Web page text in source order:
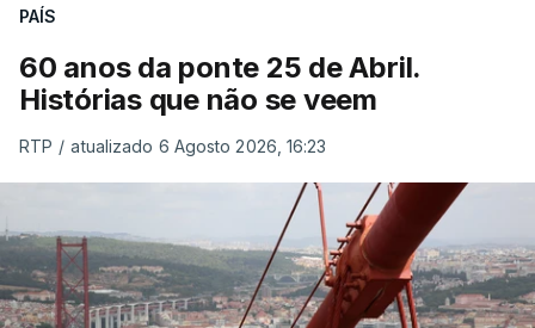
PAÍS
60 anos da ponte 25 de Abril.
Histórias que não se veem
RTP / atualizado 6 Agosto 2026, 16:23